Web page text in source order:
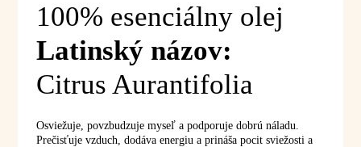
100% esenciálny olej
Latinský názov:
Citrus Aurantifolia
Osviežuje, povzbudzuje myseľ a podporuje dobrú náladu.
Prečisťuje vzduch, dodáva energiu a prináša pocit sviežosti a